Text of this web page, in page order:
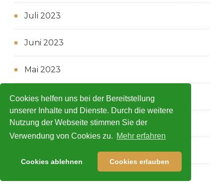
Cookies helfen uns bei der Bereitstellung
unserer Inhalte und Dienste. Durch die weitere
Nutzung der Webseite stimmen Sie der
Verwendung von Cookies zu. Mehr erfahren
Cookies ablehnen Cookies erlauben
Juli 2023
Juni 2023
Mai 2023
März 2023
Februar 2023